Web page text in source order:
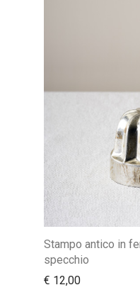
Stampo antico in
specchio
€ 12,00